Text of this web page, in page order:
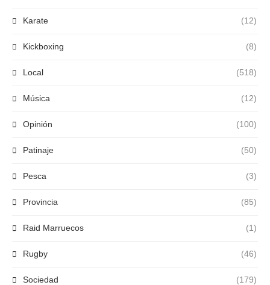
Karate (12)
Kickboxing (8)
Local (518)
Música (12)
Opinión (100)
Patinaje (50)
Pesca (3)
Provincia (85)
Raid Marruecos (1)
Rugby (46)
Sociedad (179)